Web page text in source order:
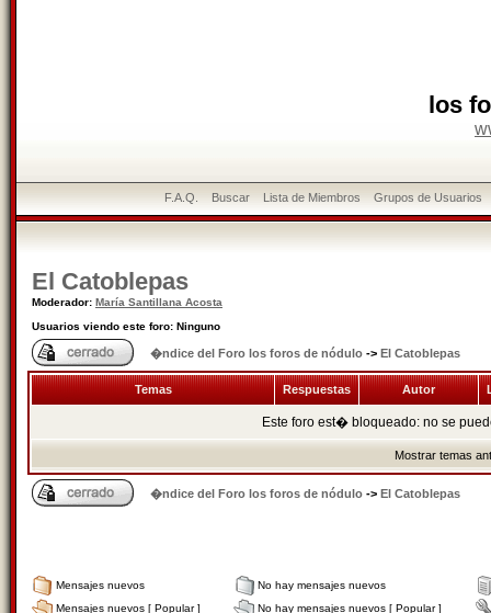
los
F.A.Q. Buscar Lista de Miembros Grupos de Usuarios
El Catoblepas
Moderador: María Santillana Acosta
Usuarios viendo este foro: Ninguno
�ndice del Foro los foros de nódulo -> El Catoblepas
Temas Respuestas Autor
Este foro est� bloqueado: no se
Mostrar temas
�ndice del Foro los foros de nódulo -> El Catoblepas
Mensajes nuevos
No hay mensajes nuevos
Mensajes nuevos [ Popular ]
No hay mensajes nuevos [ Popular ]